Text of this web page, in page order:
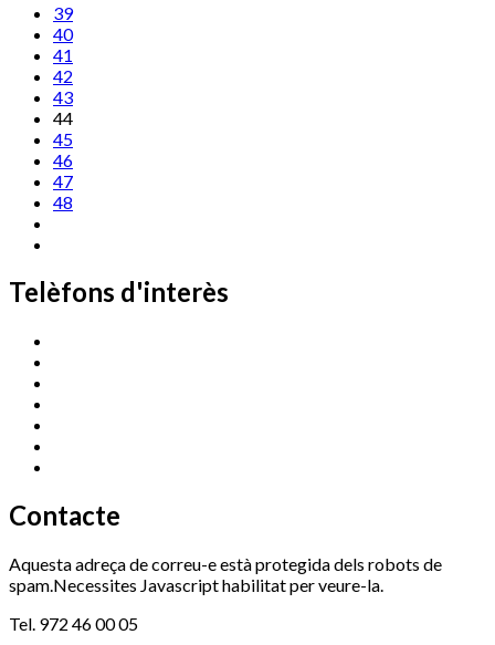
39
40
41
42
43
44
45
46
47
48
Telèfons d'interès
Contacte
Aquesta adreça de correu-e està protegida dels robots de
spam.Necessites Javascript habilitat per veure-la.
Tel. 972 46 00 05